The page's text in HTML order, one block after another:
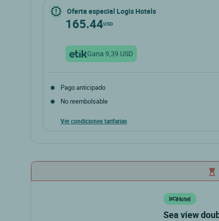
Oferta especial Logis Hotels
165.44USD
Gana 9,39 USD
Pago anticipado
No reembolsable
Ver condiciones tarifarias
Hotel
sea view double/twin room hebergement 2